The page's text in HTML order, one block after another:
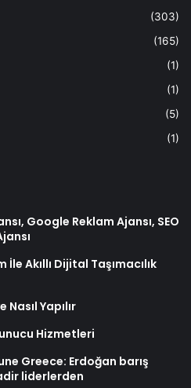
(303)
(165)
(1)
(1)
(5)
(1)
Google Reklam Ajansı, SEO
İle Akıllı Dijital Taşımacılık
Yapılır
Hizmetleri
Greece: Erdoğan barış
liderlerden